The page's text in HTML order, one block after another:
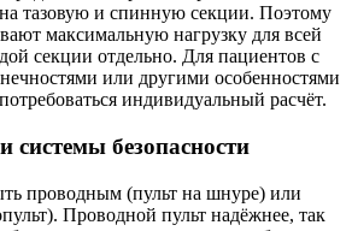
на тазовую и спинную секции. Поэтому
максимальную нагрузку для всей
секции отдельно. Для пациентов с
или другими особенностями
индивидуальный расчёт.
системы безопасности
проводным (пульт на шнуре) или
Проводной пульт надёжнее, так